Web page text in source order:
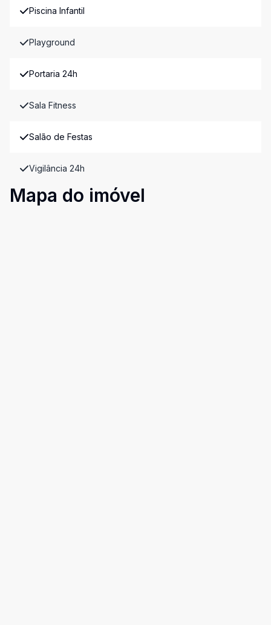
Piscina Infantil
Playground
Portaria 24h
Sala Fitness
Salão de Festas
Vigilância 24h
Mapa do imóvel